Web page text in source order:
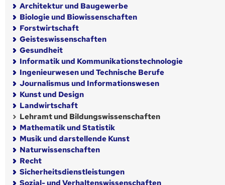
Architektur und Baugewerbe
Biologie und Biowissenschaften
Forstwirtschaft
Geisteswissenschaften
Gesundheit
Informatik und Kommunikationstechnologie
Ingenieurwesen und Technische Berufe
Journalismus und Informationswesen
Kunst und Design
Landwirtschaft
Lehramt und Bildungswissenschaften
Mathematik und Statistik
Musik und darstellende Kunst
Naturwissenschaften
Recht
Sicherheitsdienstleistungen
Sozial- und Verhaltenswissenschaften